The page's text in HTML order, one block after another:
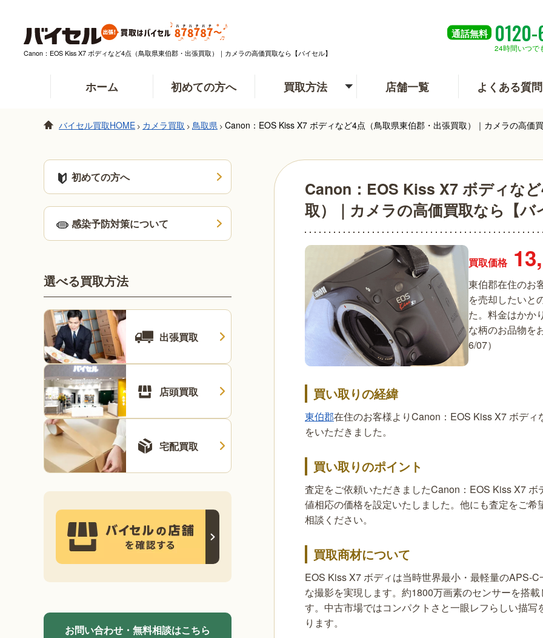
Canon：EOS Kiss X7 ボディなど4点（鳥取県東伯郡・出張買取）｜カメラの高価買取なら【バイセル】
通話無料 0120-
24時間いつで
ホーム 初めての方へ 買取方法 店舗一覧 よくある質問
バイセル買取HOME > カメラ買取 > 鳥取県 > Canon：EOS Kiss X7 ボディなど4点（鳥取県東伯郡・出張買取）｜カメラの高価
Canon：EOS Kiss X7 ボディな
取）｜カメラの高価買取なら【バ
買取価格
東伯郡在住のお
を売却したいと
た。料金はかか
な柄のお品物を
6/07）
買い取りの経緯
東伯郡在住のお客様よりCanon：EOS Kiss X7 ボデ
をいただきました。
買い取りのポイント
査定をご依頼いただきましたCanon：EOS Kiss X7
値相応の価格を設定いたしました。他にも査定をご
相談ください。
買取商材について
EOS Kiss X7 ボディは当時世界最小・最軽量のAPS-
な撮影を実現します。約1800万画素のセンサーを搭
す。中古市場ではコンパクトさと一眼レフらしい描
ります。
初めての方へ
感染予防対策について
選べる買取方法
出張買取
店頭買取
宅配買取
お問い合わせ・無料相談はこちら